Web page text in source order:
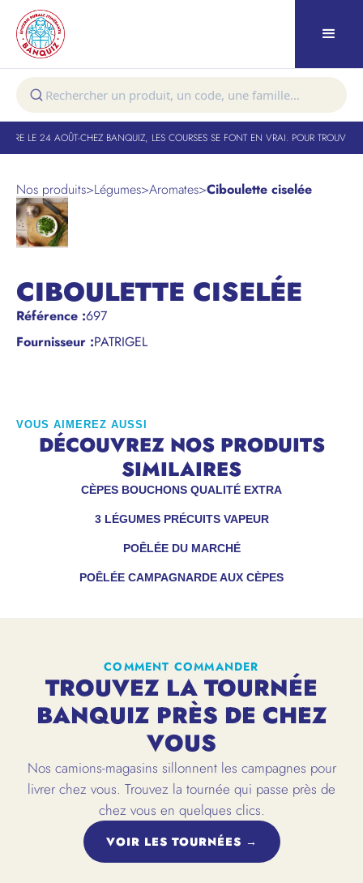
LE 24 AOÛT-CHEZ BANQUIZ, LES COURSES SE FONT EN VRAI. POUR TROUVER
Nos produits>Légumes>Aromates>Ciboulette ciselée
CIBOULETTE CISELÉE
Référence :697
Fournisseur :PATRIGEL
VOUS AIMEREZ AUSSI
DÉCOUVREZ NOS PRODUITS
SIMILAIRES
CÈPES BOUCHONS QUALITÉ EXTRA
3 LÉGUMES PRÉCUITS VAPEUR
POÊLÉE DU MARCHÉ
POÊLÉE CAMPAGNARDE AUX CÈPES
COMMENT COMMANDER
TROUVEZ LA TOURNÉE
BANQUIZ PRÈS DE CHEZ
VOUS
Nos camions-magasins sillonnent les campagnes pour
livrer chez vous. Trouvez la tournée qui passe près de
chez vous en quelques clics.
VOIR LES TOURNÉES →